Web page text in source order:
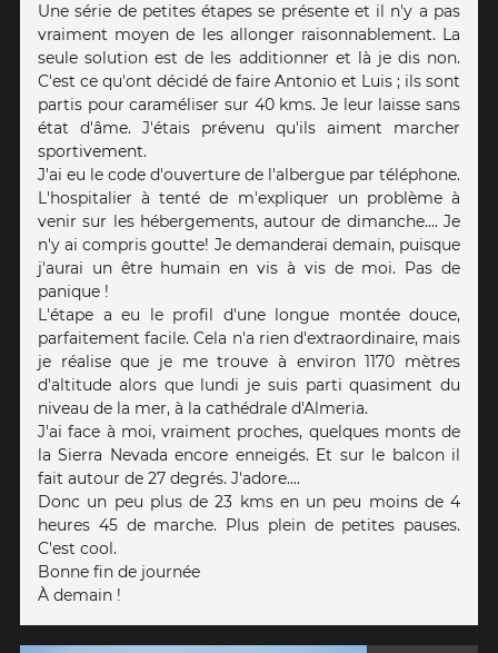
Une série de petites étapes se présente et il n'y a pas
vraiment moyen de les allonger raisonnablement. La
seule solution est de les additionner et là je dis non.
C'est ce qu'ont décidé de faire Antonio et Luis ; ils sont
partis pour caraméliser sur 40 kms. Je leur laisse sans
état d'âme. J'étais prévenu qu'ils aiment marcher
sportivement.
J'ai eu le code d'ouverture de l'albergue par téléphone.
L'hospitalier à tenté de m'expliquer un problème à
venir sur les hébergements, autour de dimanche.... Je
n'y ai compris goutte! Je demanderai demain, puisque
j'aurai un être humain en vis à vis de moi. Pas de
panique !
L'étape a eu le profil d'une longue montée douce,
parfaitement facile. Cela n'a rien d'extraordinaire, mais
je réalise que je me trouve à environ 1170 mètres
d'altitude alors que lundi je suis parti quasiment du
niveau de la mer, à la cathédrale d'Almeria.
J'ai face à moi, vraiment proches, quelques monts de
la Sierra Nevada encore enneigés. Et sur le balcon il
fait autour de 27 degrés. J'adore....
Donc un peu plus de 23 kms en un peu moins de 4
heures 45 de marche. Plus plein de petites pauses.
C'est cool.
Bonne fin de journée
À demain !